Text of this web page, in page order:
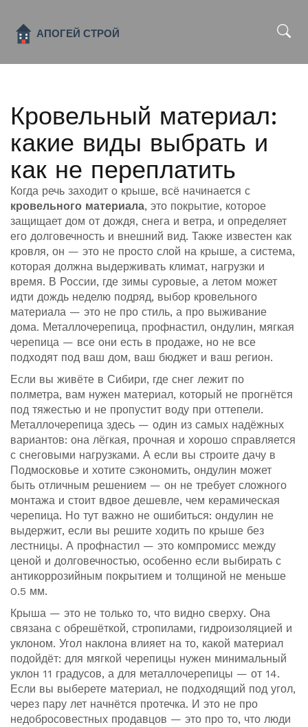
Кровельный материал:
какие виды выбрать и
как не переплатить
Когда речь заходит о крыше, всё начинается с
кровельного материала, это покрытие, которое
защищает дом от дождя, снега и ветра, и определяет
его долговечность и внешний вид. Также известен как
кровля, он — это не просто слой на крыше, а система,
которая должна выдерживать климат, нагрузки и
время. В России, где зимы суровые, а летом может
идти дождь неделю подряд, выбор кровельного
материала — это не про стиль, а про выживание
дома. Металлочерепица, профнастил, ондулин, мягкая
черепица — все они есть в продаже, но не все
подходят под ваш дом, ваш бюджет и ваш регион.
Если вы живёте в Сибири, где снег лежит по
полметра, вам нужен материал, который не прогнётся
под тяжестью и не пропустит воду при оттепели.
Металлочерепица здесь — один из самых надёжных
вариантов: она лёгкая, прочная и хорошо справляется
с снеговыми нагрузками. А если вы строите дачу в
Подмосковье и хотите сэкономить, ондулин может
быть отличным решением — он не требует сложного
монтажа и стоит вдвое дешевле, чем керамическая
черепица. Но тут важно не ошибиться: ондулин не
выдержит, если вы решите ходить по крыше без
лестницы. А профнастил — это компромисс между
ценой и долговечностью, особенно если выбирать с
антикоррозийным покрытием и толщиной не меньше
0.5 мм.
Крыша — это не только то, что видно сверху. Она
связана с обрешёткой, стропилами, гидроизоляцией и
уклоном. Угол наклона влияет на то, какой материал
подойдёт: для мягкой черепицы нужен минимальный
уклон 11 градусов, а для металлочерепицы — от 14.
Если вы выберете материал, не подходящий под угол,
через пару лет начнётся протечка. И это не про
недобросовестных продавцов — это про то, что люди